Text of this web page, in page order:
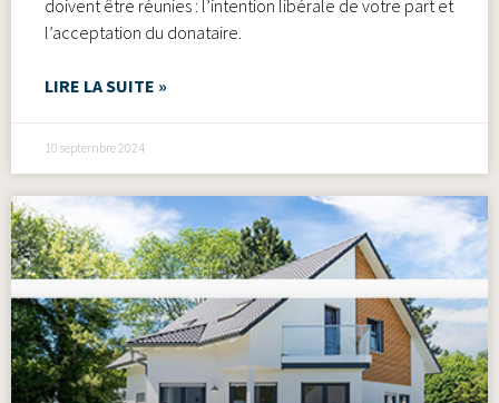
doivent être réunies : l’intention libérale de votre part et
l’acceptation du donataire.
LIRE LA SUITE »
10 septembre 2024